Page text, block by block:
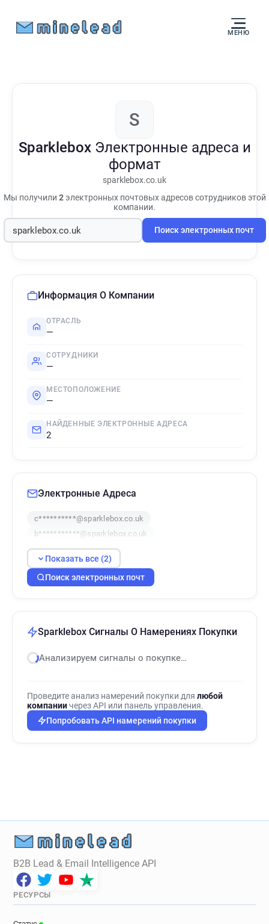
МЕНЮ
S
Sparklebox Электронные адреса и
формат
sparklebox.co.uk
Мы получили 2электронных почтовых адресов сотрудников этой
компании.
Поиск электронных почт
Информация О Компании
ОТРАСЛЬ
—
СОТРУДНИКИ
—
МЕСТОПОЛОЖЕНИЕ
—
НАЙДЕННЫЕ ЭЛЕКТРОННЫЕ АДРЕСА
2
Электронные Адреса
c**********@sparklebox.co.uk
b***********@sparklebox.co.uk
Показать все (2)
Поиск электронных почт
Sparklebox Сигналы О Намерениях Покупки
Анализируем сигналы о покупке…
Проведите анализ намерений покупки для любой
компаниичерез API или панель управления.
Попробовать API намерений покупки
B2B Lead & Email Intelligence API
РЕСУРСЫ